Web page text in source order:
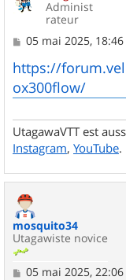
Administ
rateur
M
s
s
a
g
05 mai 2025, 18:46
https://
ox300flow/
UtagawaVTT est
Instagram, YouTube.
mosquito34
Utagawiste novice
M
05 mai 2025, 22:06